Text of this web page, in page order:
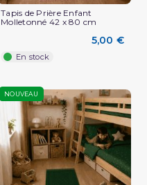
Tapis de Prière Enfant
Molletonné 42 x 80 cm
5,00 €
En stock
NOUVEAU